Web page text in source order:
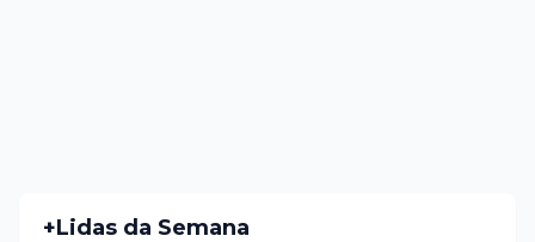
+Lidas da Semana